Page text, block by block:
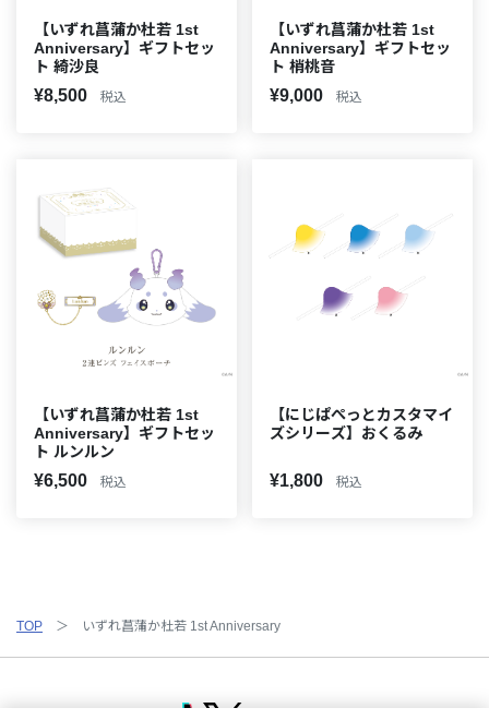
【いずれ菖蒲か杜若 1st
Anniversary】ギフトセッ
ト 綺沙良
¥8,500 税込
【いずれ菖蒲か杜若 1st
Anniversary】ギフトセッ
ト 梢桃音
¥9,000 税込
【いずれ菖蒲か杜若 1st
Anniversary】ギフトセッ
ト ルンルン
¥6,500 税込
【にじぱぺっとカスタマイ
ズシリーズ】おくるみ
¥1,800 税込
TOP いずれ菖蒲か杜若 1st Anniversary